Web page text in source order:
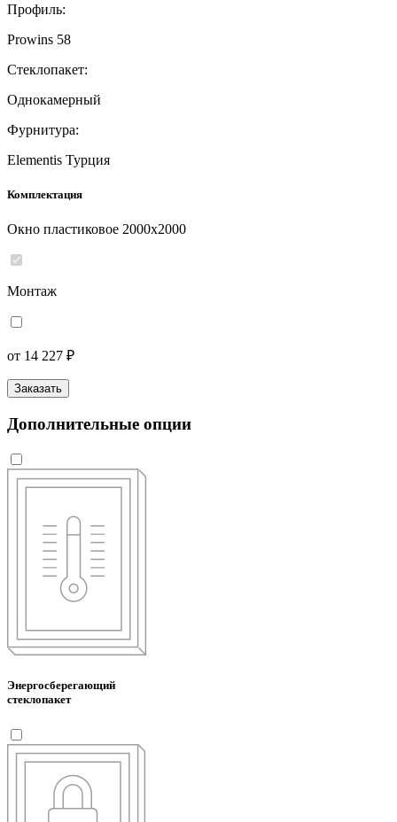
Профиль:
Prowins 58
Стеклопакет:
Однокамерный
Фурнитура:
Elementis Турция
Комплектация
Окно пластиковое 2000x2000
Монтаж
от 14 227 ₽
Заказать
Дополнительные опции
Энергосберегающий
стеклопакет